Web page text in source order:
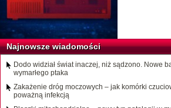
Najnowsze wiadomości
Dodo widział świat inaczej, niż sądzono. Nowe
wymarłego ptaka
Zakażenie dróg moczowych – jak komórki
poważną infekcją